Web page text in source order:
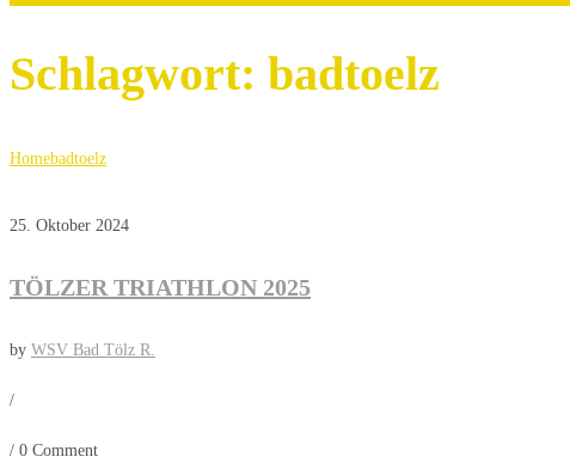
Schlagwort: badtoelz
Homebadtoelz
25. Oktober 2024
TÖLZER TRIATHLON 2025
by WSV Bad Tölz R.
/
/ 0 Comment